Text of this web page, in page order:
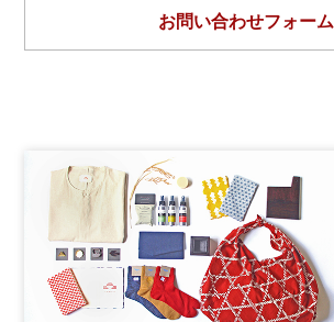
お問い合わせフォーム